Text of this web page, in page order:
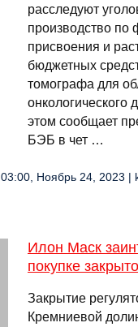
расследуют
производство по
присвоения и
бюджетных
томографа для
онкологического
этом сообщает
БЭБ в чет …
03:00, Ноябрь 24, 2023 |
Илон Маск
покупке
Закрытие
Кремниевой